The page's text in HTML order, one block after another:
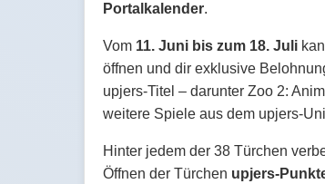
Portalkalender.
Vom 11. Juni bis zum 18. Juli
öffnen und dir exklusive
upjers-Titel – darunter Zoo 2:
weitere Spiele aus dem upjers-
Hinter jedem der 38 Türchen
Öffnen der Türchen upjers-